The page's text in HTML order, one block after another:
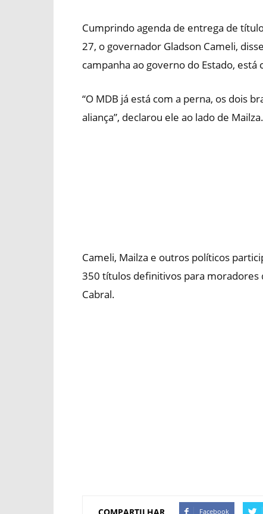
Cumprindo agenda de entrega de
27, o governador Gladson Cameli,
campanha ao governo do Estado, está
“O MDB já está com a perna, os dois
aliança”, declarou ele ao lado de Mailza.
Cameli, Mailza e outros políticos
350 títulos definitivos para moradores
Cabral.
COMPARTILHAR Facebook